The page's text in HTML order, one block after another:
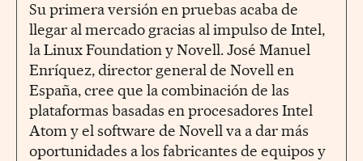
Su primera versión en pruebas acaba de
llegar al mercado gracias al impulso de Intel,
la Linux Foundation y Novell. José Manuel
Enríquez, director general de Novell en
España, cree que la combinación de las
plataformas basadas en procesadores Intel
Atom y el software de Novell va a dar más
oportunidades a los fabricantes de equipos y